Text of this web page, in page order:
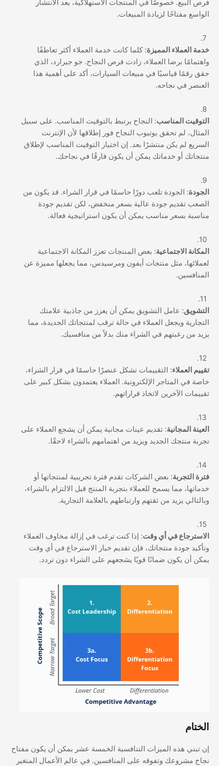
فرص البيع. خصوصًا في المنتجات الاستهلاكية، يعد الانتشار
الواسع مفتاحًا لزيادة المبيعات.
خدمة العملاء المميزة: كلما كانت خدمة العملاء أكثر تعاطفًا
واهتمامًا برضا العملاء، زادت فرص النجاح. جو جيرارد، الذي
حقق رقمًا قياسيًا في مبيعات السيارات، أكد على أهمية هذا
العنصر في نجاحه.
التوقيت المناسب: النجاح يرتبط بالتوقيت المناسب. على سبيل
المثال، لم تحقق يوتيوب النجاح فور إطلاقها لأن الإنترنت
السريع لم يكن منتشرًا بعد. إن اختيار التوقيت المناسب لإطلاق
منتجاتك أو خدماتك يمكن أن يكون فارقًا في نجاحك.
الجودة: الجودة تلعب دورًا حاسمًا في قرار الشراء. قد يكون من
الصعب تقديم جودة عالية بسعر منخفض، لكن تقديم جودة
مناسبة بسعر مناسب يمكن أن يكون استراتيجية فعالة.
المكانة الاجتماعية: بعض المنتجات تعزز المكانة الاجتماعية
لعملائها، مثل منتجات أيفون ومرسيدس، مما يجعلها مميزة عن
المنافسين.
التشويق: عامل التشويق يمكن أن يعزز من جاذبية علامتك
التجارية ويجعل العملاء في حالة ترقب لمنتجاتك الجديدة، مما
يزيد من رغبتهم في الشراء منك بدلاً من منافسيك.
تقييم العملاء: التقييمات تشكل عنصرًا حاسمًا في قرار الشراء،
خاصة في المتاجر الإلكترونية. العملاء يعتمدون بشكل كبير على
تقييمات الآخرين لاتخاذ قراراتهم.
العينة المجانية: تقديم عينات مجانية يمكن أن يشجع العملاء على
تجربة منتجك الجديد ويزيد من اهتمامهم بالشراء لاحقًا.
فترة التجربة: بعض الشركات تقدم فترة تجريبية لمنتجاتها أو
خدماتها، مما يسمح للعملاء بتجربة المنتج قبل الالتزام بالشراء،
وبالتالي يزيد من ثقتهم وارتباطهم بالعلامة التجارية.
الاسترجاع في أي وقت: إذا كنت ترغب في إزالة مخاوف العملاء
وتأكيد جودة منتجاتك، فإن تقديم خيار الاسترجاع في أي وقت
يمكن أن يكون ضمانًا قويًا يشجعهم على الشراء دون تردد.
الختام
إن تبني هذه الميزات التنافسية الخمسة عشر يمكن أن يكون مفتاح
نجاح مشروعك وتفوقه على المنافسين. في عالم الأعمال المتغير